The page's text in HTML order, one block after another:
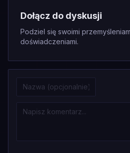
Dołącz do dyskusji
Podziel się swoimi
doświadczeniami.